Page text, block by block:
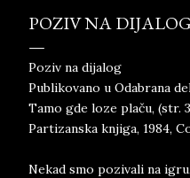
POZIV NA DIJALOG
Poziv na dijalog
Publikovano u Odabrana
Tamo gde loze plaču, (str.
Partizanska knjiga, 1984,
Nekad smo pozivali na